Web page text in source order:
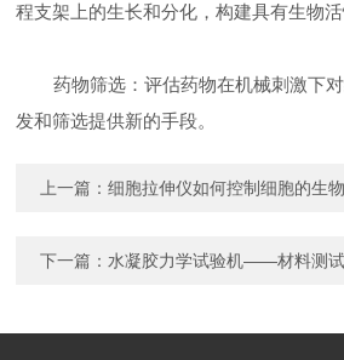
程支架上的生长和分化，构建具有生物活
药物筛选：评估药物在机械刺激下对
发和筛选提供新的手段。
上一篇：细胞拉伸仪如何控制细胞的生
下一篇： 水凝胶力学试验机——材料测